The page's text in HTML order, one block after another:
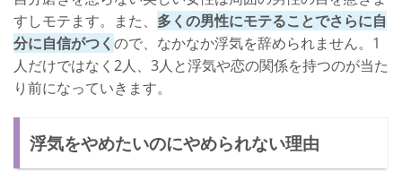
すしモテます。また、 多くの男性にモテることでさらに自
分に自信がつく ので、なかなか浮気を辞められません。1
人だけではなく2人、3人と浮気や恋の関係を持つのが当た
り前になっていきます。
浮気をやめたいのにやめられない理由